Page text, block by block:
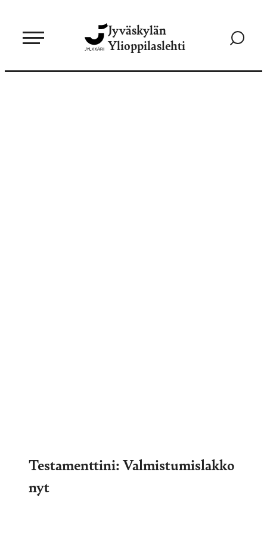
sisältöön
Jyväskylän
Ylioppilaslehti
Siirry
Testamenttini: Valmistumislakko
nyt